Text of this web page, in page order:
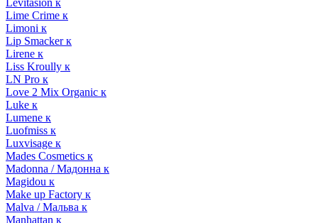
Levitasion к
Lime Crime к
Limoni к
Lip Smacker к
Lirene к
Liss Kroully к
LN Pro к
Love 2 Mix Organic к
Luke к
Lumene к
Luofmiss к
Luxvisage к
Mades Cosmetics к
Madonna / Мадонна к
Magidou к
Make up Factory к
Malva / Мальва к
Manhattan к